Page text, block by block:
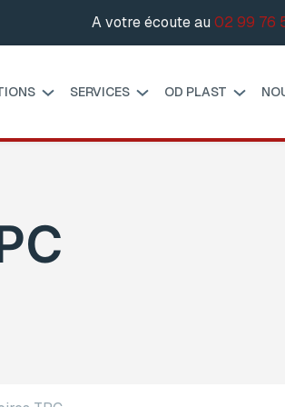
A votre écoute au 02 99 76
SERVICES OD PLAST